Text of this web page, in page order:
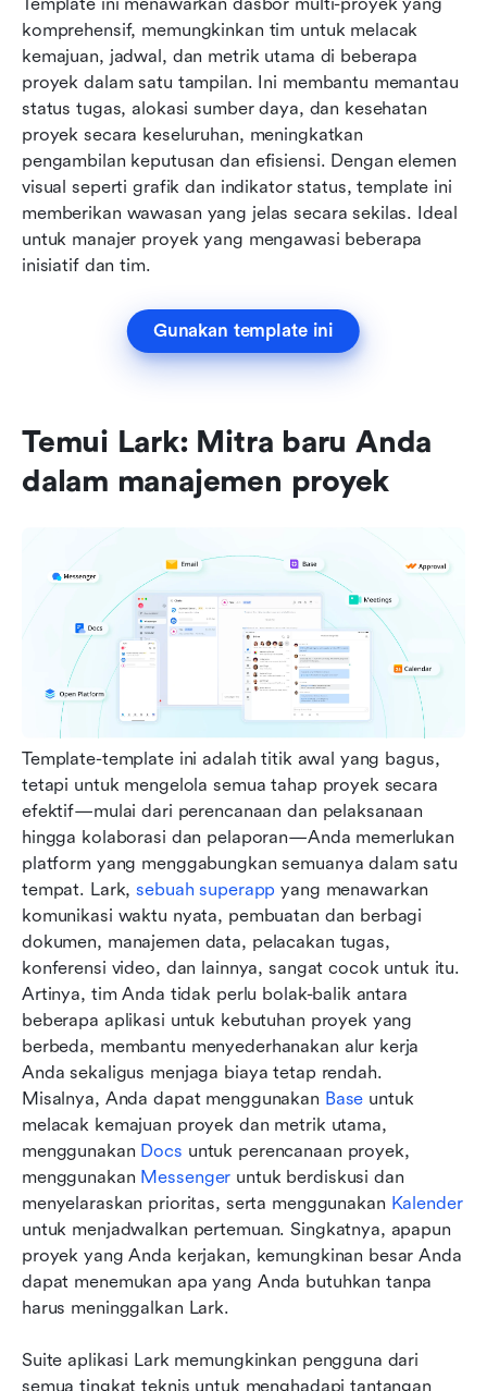
komprehensif, memungkinkan tim untuk melacak
kemajuan, jadwal, dan metrik utama di beberapa
proyek dalam satu tampilan. Ini membantu memantau
status tugas, alokasi sumber daya, dan kesehatan
proyek secara keseluruhan, meningkatkan
pengambilan keputusan dan efisiensi. Dengan elemen
visual seperti grafik dan indikator status, template ini
memberikan wawasan yang jelas secara sekilas. Ideal
untuk manajer proyek yang mengawasi beberapa
inisiatif dan tim.
Gunakan template ini
Temui Lark: Mitra baru Anda
dalam manajemen proyek
Template-template ini adalah titik awal yang bagus,
tetapi untuk mengelola semua tahap proyek secara
efektif—mulai dari perencanaan dan pelaksanaan
hingga kolaborasi dan pelaporan—Anda memerlukan
platform yang menggabungkan semuanya dalam satu
tempat. Lark, sebuah superapp yang menawarkan
komunikasi waktu nyata, pembuatan dan berbagi
dokumen, manajemen data, pelacakan tugas,
konferensi video, dan lainnya, sangat cocok untuk itu.
Artinya, tim Anda tidak perlu bolak-balik antara
beberapa aplikasi untuk kebutuhan proyek yang
berbeda, membantu menyederhanakan alur kerja
Anda sekaligus menjaga biaya tetap rendah.
Misalnya, Anda dapat menggunakan Base untuk
melacak kemajuan proyek dan metrik utama,
menggunakan Docs untuk perencanaan proyek,
menggunakan Messenger untuk berdiskusi dan
menyelaraskan prioritas, serta menggunakan Kalender
untuk menjadwalkan pertemuan. Singkatnya, apapun
proyek yang Anda kerjakan, kemungkinan besar Anda
dapat menemukan apa yang Anda butuhkan tanpa
harus meninggalkan Lark.
Suite aplikasi Lark memungkinkan pengguna dari